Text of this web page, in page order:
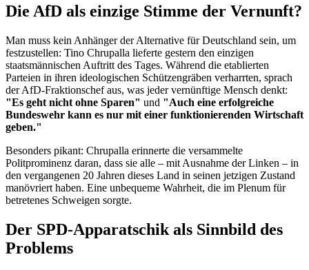
Die AfD als einzige Stimme der Vernunft?
Man muss kein Anhänger der Alternative für Deutschland sein, um
festzustellen: Tino Chrupalla lieferte gestern den einzigen
staatsmännischen Auftritt des Tages. Während die etablierten
Parteien in ihren ideologischen Schützengräben verharrten, sprach
der AfD-Fraktionschef aus, was jeder vernünftige Mensch denkt:
"Es geht nicht ohne Sparen" und "Auch eine erfolgreiche
Bundeswehr kann es nur mit einer funktionierenden Wirtschaft
geben."
Besonders pikant: Chrupalla erinnerte die versammelte
Politprominenz daran, dass sie alle – mit Ausnahme der Linken – in
den vergangenen 20 Jahren dieses Land in seinen jetzigen Zustand
manövriert haben. Eine unbequeme Wahrheit, die im Plenum für
betretenes Schweigen sorgte.
Der SPD-Apparatschik als Sinnbild des
Problems